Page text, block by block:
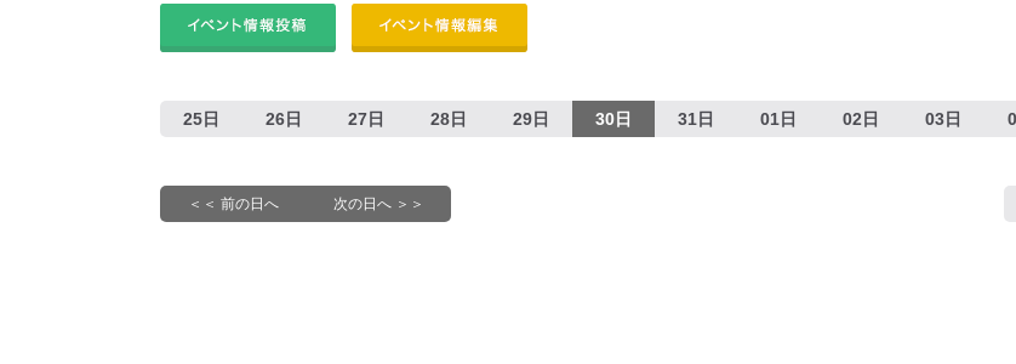
25日 26日 27日 28日 29日 30日 31日 01日 02日 03日
＜＜ 前の日へ 次の日へ ＞＞